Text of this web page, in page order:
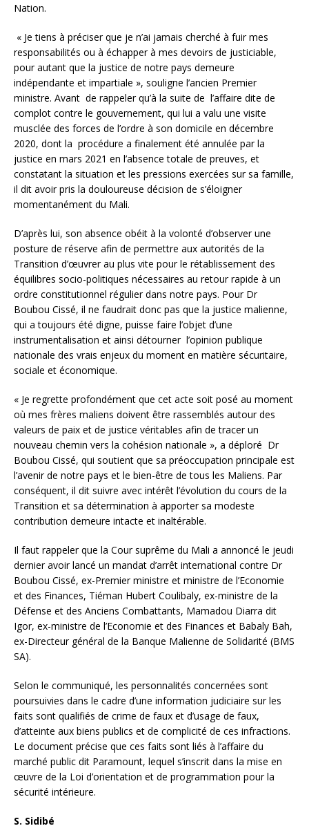
Nation.
« Je tiens à préciser que je n’ai jamais cherché à fuir mes
responsabilités ou à échapper à mes devoirs de justiciable,
pour autant que la justice de notre pays demeure
indépendante et impartiale », souligne l’ancien Premier
ministre. Avant de rappeler qu’à la suite de l’affaire dite de
complot contre le gouvernement, qui lui a valu une visite
musclée des forces de l’ordre à son domicile en décembre
2020, dont la procédure a finalement été annulée par la
justice en mars 2021 en l’absence totale de preuves, et
constatant la situation et les pressions exercées sur sa famille,
il dit avoir pris la douloureuse décision de s’éloigner
momentanément du Mali.
D’après lui, son absence obéit à la volonté d’observer une
posture de réserve afin de permettre aux autorités de la
Transition d’œuvrer au plus vite pour le rétablissement des
équilibres socio-politiques nécessaires au retour rapide à un
ordre constitutionnel régulier dans notre pays. Pour Dr
Boubou Cissé, il ne faudrait donc pas que la justice malienne,
qui a toujours été digne, puisse faire l’objet d’une
instrumentalisation et ainsi détourner l’opinion publique
nationale des vrais enjeux du moment en matière sécuritaire,
sociale et économique.
« Je regrette profondément que cet acte soit posé au moment
où mes frères maliens doivent être rassemblés autour des
valeurs de paix et de justice véritables afin de tracer un
nouveau chemin vers la cohésion nationale », a déploré Dr
Boubou Cissé, qui soutient que sa préoccupation principale est
l’avenir de notre pays et le bien-être de tous les Maliens. Par
conséquent, il dit suivre avec intérêt l’évolution du cours de la
Transition et sa détermination à apporter sa modeste
contribution demeure intacte et inaltérable.
Il faut rappeler que la Cour suprême du Mali a annoncé le jeudi
dernier avoir lancé un mandat d’arrêt international contre Dr
Boubou Cissé, ex-Premier ministre et ministre de l’Economie
et des Finances, Tiéman Hubert Coulibaly, ex-ministre de la
Défense et des Anciens Combattants, Mamadou Diarra dit
Igor, ex-ministre de l’Economie et des Finances et Babaly Bah,
ex-Directeur général de la Banque Malienne de Solidarité (BMS
SA).
Selon le communiqué, les personnalités concernées sont
poursuivies dans le cadre d’une information judiciaire sur les
faits sont qualifiés de crime de faux et d’usage de faux,
d’atteinte aux biens publics et de complicité de ces infractions.
Le document précise que ces faits sont liés à l’affaire du
marché public dit Paramount, lequel s’inscrit dans la mise en
œuvre de la Loi d’orientation et de programmation pour la
sécurité intérieure.
S. Sidibé